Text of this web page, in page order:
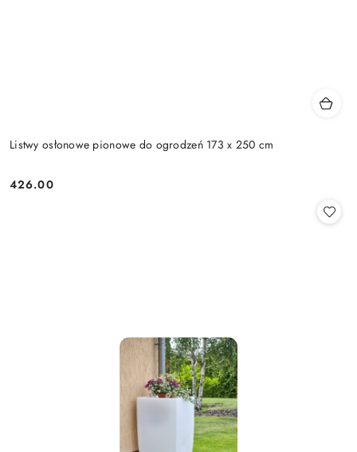
Listwy osłonowe pionowe do ogrodzeń 173 x 250 cm
Cena:
426.00